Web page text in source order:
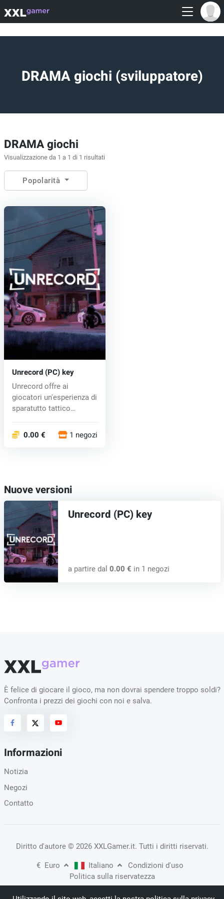
DRAMA giochi (sviluppatore)
DRAMA giochi
Visualizzazione da 1 a 1 di 1 risultati
Popolarità
Unrecord (PC) key
Unrecord offre ai
giocatori un'esperienza di
sparatutto tattico
0.00 € 1 negozi
Nuove versioni
Unrecord (PC) key
a partire dal 0.00 € in 1 negozi
È felice di giocare il gioco, ma non dovrai spendere troppo soldi?
Confronta i prezzi dei giochi con noi e salva.
Informazioni
Notizia
Negozi
Contatto
Diritto d'autore © 2026 XXLGamer.it. Tutti i diritti riservati.
€ Euro Italiano
Condizioni d'uso
Politica sulla riservatezza